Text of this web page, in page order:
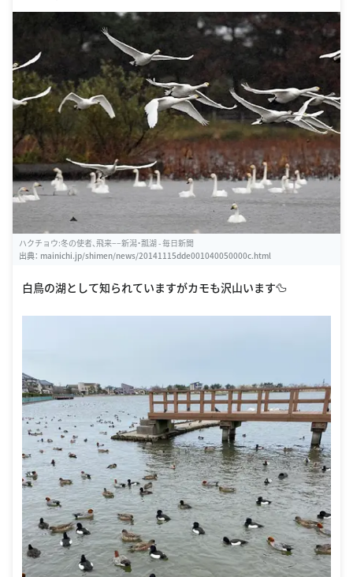
ハクチョウ:冬の使者、飛来−−新潟・瓢湖 - 毎日新聞
出典： mainichi.jp/shimen/news/20141115dde001040050000c.html
白鳥の湖として知られていますがカモも沢山います🦆